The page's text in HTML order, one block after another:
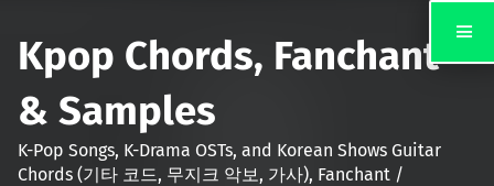
Kpop Chords, Fanchant
& Samples
K-Pop Songs, K-Drama OSTs, and Korean Shows Guitar
Chords (기타 코드, 무지크 악보, 가사), Fanchant /